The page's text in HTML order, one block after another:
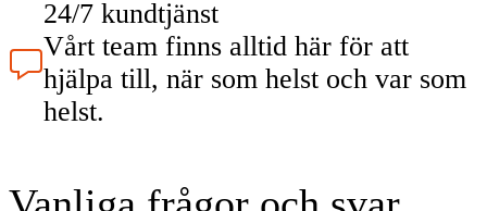
24/7 kundtjänst
Vårt team finns alltid här för att
hjälpa till, när som helst och var som
helst.